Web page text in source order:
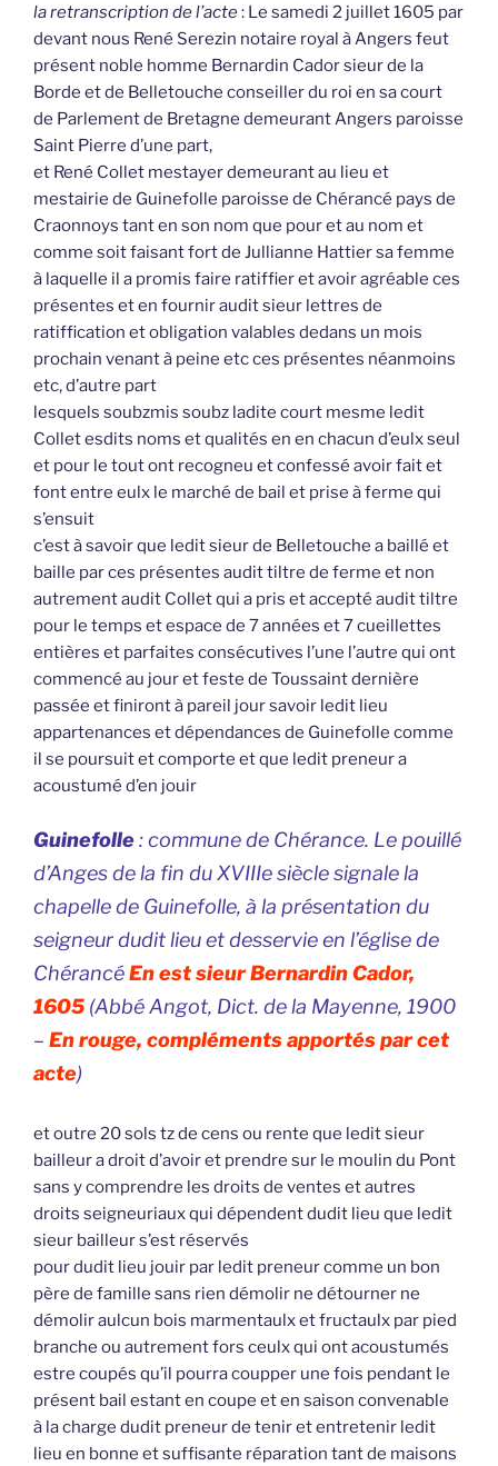
la retranscription de l’acte: Le samedi 2 juillet 1605 par
devant nous René Serezin notaire royal à Angers feut
présent noble homme Bernardin Cador sieur de la
Borde et de Belletouche conseiller du roi en sa court
de Parlement de Bretagne demeurant Angers paroisse
Saint Pierre d’une part,
et René Collet mestayer demeurant au lieu et
mestairie de Guinefolle paroisse de Chérancé pays de
Craonnoys tant en son nom que pour et au nom et
comme soit faisant fort de Jullianne Hattier sa femme
à laquelle il a promis faire ratiffier et avoir agréable ces
présentes et en fournir audit sieur lettres de
ratiffication et obligation valables dedans un mois
prochain venant à peine etc ces présentes néanmoins
etc, d’autre part
lesquels soubzmis soubz ladite court mesme ledit
Collet esdits noms et qualités en en chacun d’eulx seul
et pour le tout ont recogneu et confessé avoir fait et
font entre eulx le marché de bail et prise à ferme qui
s’ensuit
c’est à savoir que ledit sieur de Belletouche a baillé et
baille par ces présentes audit tiltre de ferme et non
autrement audit Collet qui a pris et accepté audit tiltre
pour le temps et espace de 7 années et 7 cueillettes
entières et parfaites consécutives l’une l’autre qui ont
commencé au jour et feste de Toussaint dernière
passée et finiront à pareil jour savoir ledit lieu
appartenances et dépendances de Guinefolle comme
il se poursuit et comporte et que ledit preneur a
acoustumé d’en jouir
Guinefolle: commune de Chérance. Le pouillé
d’Anges de la fin du XVIIIe siècle signale la
chapelle de Guinefolle, à la présentation du
seigneur dudit lieu et desservie en l’église de
ChérancéEn est sieur Bernardin Cador,
1605 (Abbé Angot, Dict. de la Mayenne, 1900
– En rouge, compléments apportés par cet
acte)
et outre 20 sols tz de cens ou rente que ledit sieur
bailleur a droit d’avoir et prendre sur le moulin du Pont
sans y comprendre les droits de ventes et autres
droits seigneuriaux qui dépendent dudit lieu que ledit
sieur bailleur s’est réservés
pour dudit lieu jouir par ledit preneur comme un bon
père de famille sans rien démolir ne détourner ne
démolir aulcun bois marmentaulx et fructaulx par pied
branche ou autrement fors ceulx qui ont acoustumés
estre coupés qu’il pourra coupper une fois pendant le
présent bail estant en coupe et en saison convenable
à la charge dudit preneur de tenir et entretenir ledit
lieu en bonne et suffisante réparation tant de maisons